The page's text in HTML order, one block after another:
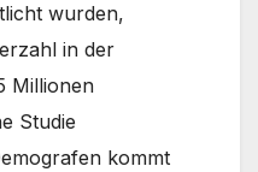
wurden,
in der
Millionen
Studie
kommt